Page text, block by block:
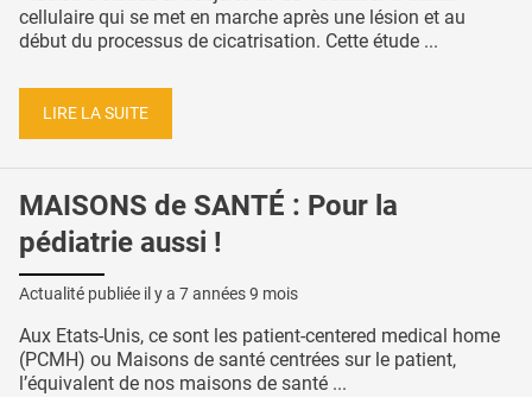
cellulaire qui se met en marche après une lésion et au
début du processus de cicatrisation. Cette étude ...
LIRE LA SUITE
MAISONS de SANTÉ : Pour la
pédiatrie aussi !
Actualité publiée il y a 7 années 9 mois
Aux Etats-Unis, ce sont les patient-centered medical home
(PCMH) ou Maisons de santé centrées sur le patient,
l’équivalent de nos maisons de santé ...